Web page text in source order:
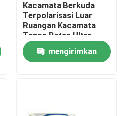
Kacamata Berkuda
Terpolarisasi Luar
Ruangan Kacamata
Tanpa Batas Ultra
Ringan
mengirimkan